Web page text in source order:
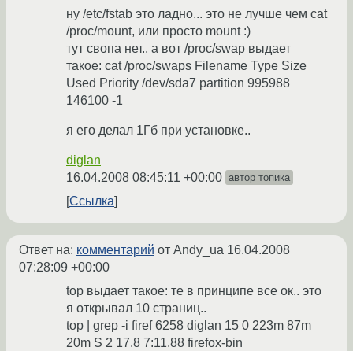
ну /etc/fstab это ладно... это не лучше чем cat
/proc/mount, или просто mount :)
тут свопа нет.. а вот /proc/swap выдает
такое: cat /proc/swaps Filename Type Size
Used Priority /dev/sda7 partition 995988
146100 -1
я его делал 1Гб при установке..
diglan
16.04.2008 08:45:11 +00:00 автор топика
Ссылка
Ответ на: комментарий от Andy_ua 16.04.2008
07:28:09 +00:00
top выдает такое: те в принципе все ок.. это
я открывал 10 страниц..
top | grep -i firef 6258 diglan 15 0 223m 87m
20m S 2 17.8 7:11.88 firefox-bin